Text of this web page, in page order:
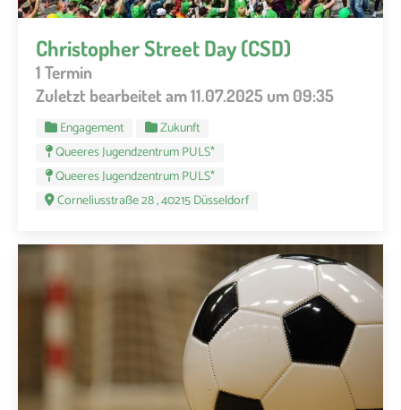
Christopher Street Day (CSD)
1 Termin
Zuletzt bearbeitet am 11.07.2025 um 09:35
Engagement
Zukunft
Queeres Jugendzentrum PULS*
Queeres Jugendzentrum PULS*
Corneliusstraße 28 , 40215 Düsseldorf